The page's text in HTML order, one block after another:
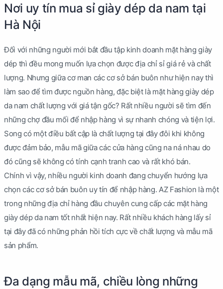
Nơi uy tín mua sỉ giày dép da nam tại
Hà Nội
Đối với những người mới bắt đầu tập kinh doanh mặt hàng giày
dép thì đều mong muốn lựa chọn được địa chỉ sỉ giá rẻ và chất
lượng. Nhưng giữa cơ man các cơ sở bán buôn như hiện nay thì
làm sao để tìm được nguồn hàng, đặc biệt là mặt hàng giày dép
da nam chất lượng với giá tận gốc? Rất nhiều người sẽ tìm đến
những chợ đầu mối để nhập hàng vì sự nhanh chóng và tiện lợi.
Song có một điều bất cập là chất lượng tại đây đôi khi không
được đảm bảo, mẫu mã giữa các cửa hàng cũng na ná nhau do
đó cũng sẽ không có tính cạnh tranh cao và rất khó bán.
Chính vì vậy, nhiều người kinh doanh đang chuyển hướng lựa
chọn các cơ sở bán buôn uy tín để nhập hàng. AZ Fashion là một
trong những địa chỉ hàng đầu chuyên cung cấp các mặt hàng
giày dép da nam tốt nhất hiện nay. Rất nhiều khách hàng lấy sỉ
tại đây đã có những phản hồi tích cực về chất lượng và mẫu mã
sản phẩm.
Đa dạng mẫu mã, chiều lòng những